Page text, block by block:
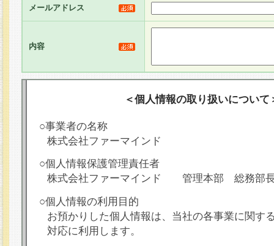
メールアドレス
内容
＜個人情報の取り扱いについて
○事業者の名称
株式会社ファーマインド
○個人情報保護管理責任者
株式会社ファーマインド 管理本部 総務部
○個人情報の利用目的
お預かりした個人情報は、当社の各事業に関す
対応に利用します。